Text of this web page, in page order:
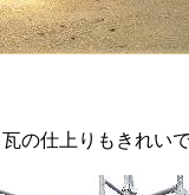
の仕上りもきれい